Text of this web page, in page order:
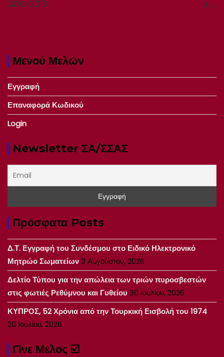
ΑΠΘ 2013
ά ….
Μενού Μελών
Εγγραφή
Επαναφορά Κωδικού
Login
Newsletter ΣΑ/ΣΣΑΣ
Πρόσφατα Posts
Δ.Τ. Εγγραφή του Συνδέσμου στο Ειδικό Ηλεκτρονικό
Μητρώο Σωματείων3 Αυγούστου, 2026
Δελτίο Τύπου για την απώλεια των τριών πυροσβεστών
στις φωτιές Ρεθύμνου και Γυθείου 30 Ιουλίου, 2026
ΚΥΠΡΟΣ, 52 Χρόνια από την Τουρκική Εισβολή του 1974
20 Ιουλίου, 2026
Γίνε Μέλος ☑️